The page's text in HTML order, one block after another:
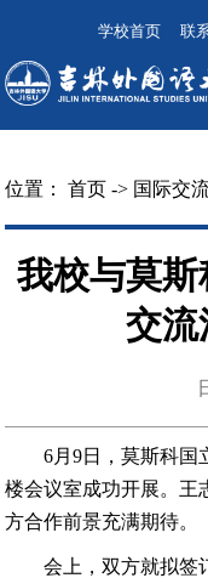
学校首页 联
位置：首页 -> 国际交
我校与莫
交流
6月9日，莫斯科国
楼会议室成功开展。王
方合作前景充满期待。
会上，双方就拟签